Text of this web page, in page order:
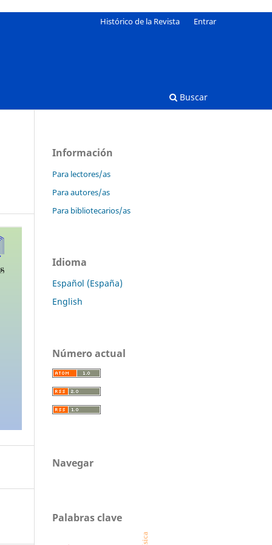
Buscar
Histórico de la Revista Entrar
Información
Para lectores/as
Para autores/as
Para bibliotecarios/as
Idioma
Español (España)
English
Número actual
Navegar
Palabras clave